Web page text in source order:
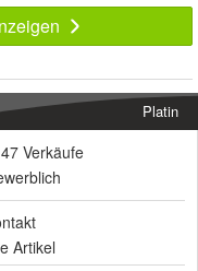
Platin
Verkäufe
Artikel